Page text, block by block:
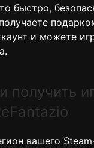
быстро,
и можете
получить
вашего